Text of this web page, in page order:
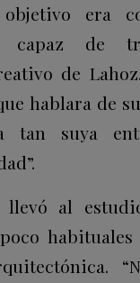
era
capaz de
de
hablara de
tan suya
llevó al